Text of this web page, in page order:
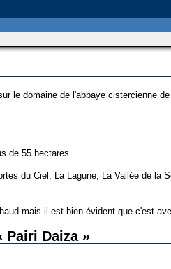
le domaine de l'abbaye cistercienne
de 55 hectares.
du Ciel, La Lagune, La Vallée de la
mais il est bien évident que c'est
Pairi Daiza »